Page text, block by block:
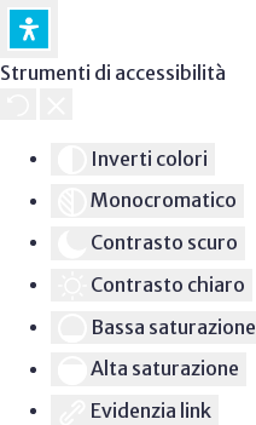
Strumenti di accessibilità
Inverti colori
Monocromatico
Contrasto scuro
Contrasto chiaro
Bassa saturazione
Alta saturazione
Evidenzia link